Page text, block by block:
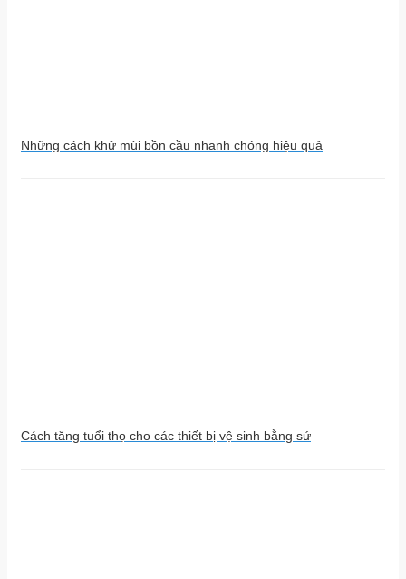
Những cách khử mùi bồn cầu nhanh chóng hiệu quả
Cách tăng tuổi thọ cho các thiết bị vệ sinh bằng sứ